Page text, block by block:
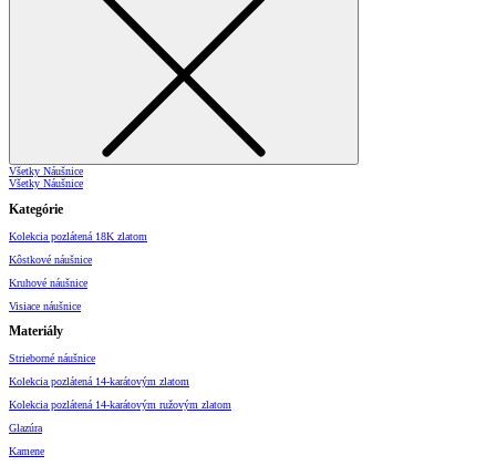
Všetky Náušnice
Všetky Náušnice
Kategórie
Kolekcia pozlátená 18K zlatom
Kôstkové náušnice
Kruhové náušnice
Visiace náušnice
Materiály
Strieborné náušnice
Kolekcia pozlátená 14-karátovým zlatom
Kolekcia pozlátená 14-karátovým ružovým zlatom
Glazúra
Kamene